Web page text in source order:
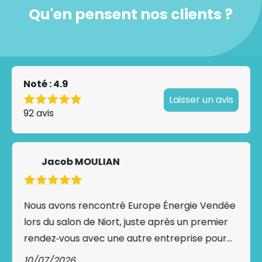
Qu'en pensent nos clients ?
Noté : 4.9
92 avis
Laisser un avis
Jacob MOULIAN
Nous avons rencontré Europe Énergie Vendée
lors du salon de Niort, juste après un premier
rendez‑vous avec une autre entreprise pour
l’installation d’une pompe à chaleur. Après